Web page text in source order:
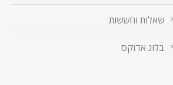
שאלות וחששות
בלוג אדוקס